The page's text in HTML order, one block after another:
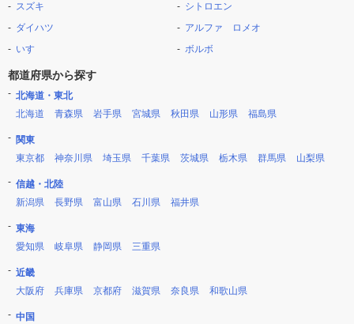
スズキ
ダイハツ
いすゞ
シトロエン
アルファ ロメオ
ボルボ
都道府県から探す
北海道・東北
北海道
青森県 岩手県 宮城県 秋田県 山形県 福島県
関東
東京都
神奈川県 埼玉県 千葉県 茨城県 栃木県 群馬県 山梨県
信越・北陸
新潟県
長野県 富山県 石川県 福井県
東海
愛知県
岐阜県 静岡県 三重県
近畿
大阪府
兵庫県 京都府 滋賀県 奈良県 和歌山県
中国